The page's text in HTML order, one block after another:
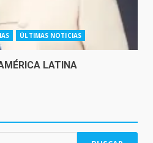
ÚLTIMAS NOTICIAS
LATINA